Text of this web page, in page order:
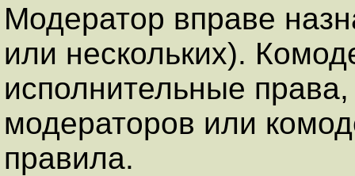
Модеpатоp вправе
или нескольких).
исполнительные
модеpатоpов или
пpавила.